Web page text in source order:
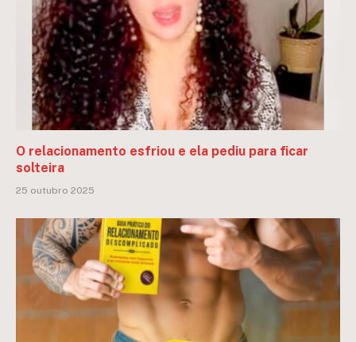
O relacionamento esfriou e ela pediu para ficar
solteira
25 outubro 2025